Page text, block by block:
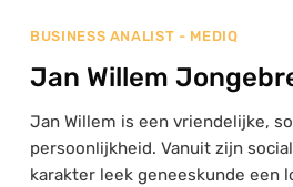
BUSINESS ANALIST - MEDIQ
Jan Willem
Jan Willem is een vriendelijke,
persoonlijkheid. Vanuit zijn
karakter leek geneeskunde een